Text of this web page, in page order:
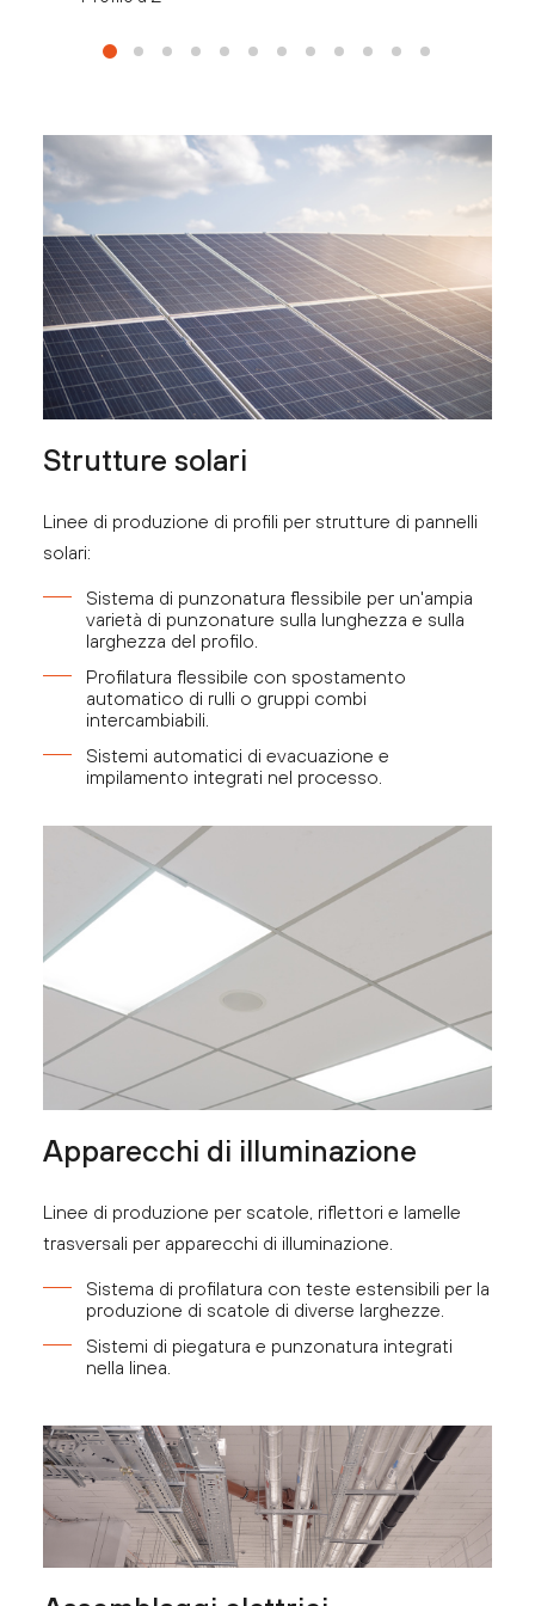
Strutture solari
Linee di produzione di profili per strutture di pannelli
solari:
Sistema di punzonatura flessibile per un'ampia
varietà di punzonature sulla lunghezza e sulla
larghezza del profilo.
Profilatura flessibile con spostamento
automatico di rulli o gruppi combi
intercambiabili.
Sistemi automatici di evacuazione e
impilamento integrati nel processo.
Apparecchi di illuminazione
Linee di produzione per scatole, riflettori e lamelle
trasversali per apparecchi di illuminazione.
Sistema di profilatura con teste estensibili per la
produzione di scatole di diverse larghezze.
Sistemi di piegatura e punzonatura integrati
nella linea.